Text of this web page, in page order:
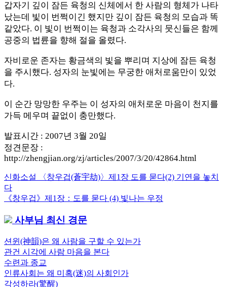
갑자기 깊이 잠든 육청의 신체에서 한 사람의 형체가 나타
났는데 빛이 번쩍이긴 했지만 깊이 잠든 육청의 모습과 똑
같았다. 이 빛이 번쩍이는 육청과 소각사의 뭇신들은 함께
공중의 법륜을 향해 절을 올렸다.
자비로운 존자는 황금색의 빛을 뿌리며 지상에 잠든 육청
을 주시했다. 성자의 눈빛에는 무궁한 애처로움만이 있었
다.
이 순간 망망한 우주는 이 성자의 애처로운 마음이 천지를
가득 메우며 끝없이 충만했다.
발표시간 : 2007년 3월 20일
정견문장 :
http://zhengjian.org/zj/articles/2007/3/20/42864.html
글
내
비
게
이
션
Previous
Post:
신화소설 〈창우겁(蒼宇劫)〉제1장 도를 묻다(2) 기연을 놓치
다
Next
《창우겁》제1장：도를 묻다 (4) 빛나는 우정
사부님 최신 경문
션윈(神韻)은 왜 사람을 구할 수 있는가
관건 시각에 사람 마음을 본다
수련과 종교
인류사회는 왜 미혹(迷)의 사회인가
각성하라(驚醒)